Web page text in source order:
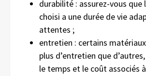
durabilité : assurez-vous que
choisi a une durée de vie
attentes ;
entretien : certains
plus d’entretien que
le temps et le coût associés